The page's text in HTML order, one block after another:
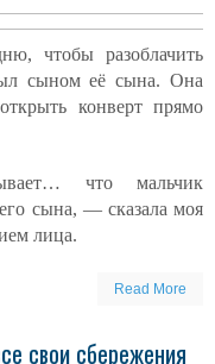
чтобы разоблачить
сыном её сына. Она
конверт прямо
что мальчик
сына, — сказала моя
лица.
Read More
свои сбережения